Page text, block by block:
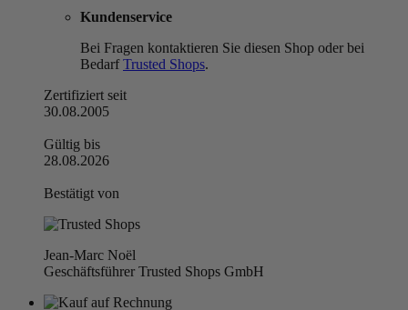
Kundenservice
Bei Fragen kontaktieren Sie diesen Shop oder bei
BedarfTrusted Shops.
Zertifiziert seit
30.08.2005
Gültig bis
28.08.2026
Bestätigt von
Jean-Marc Noël
Geschäftsführer Trusted Shops GmbH